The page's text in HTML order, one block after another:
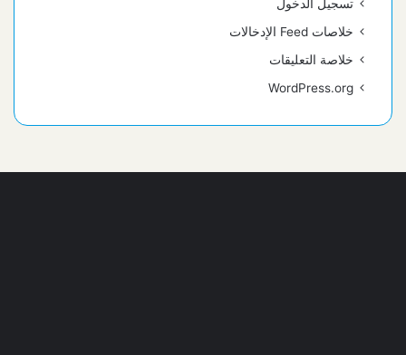
تسجيل الدخول
خلاصات Feed الإدخالات
خلاصة التعليقات
WordPress.org